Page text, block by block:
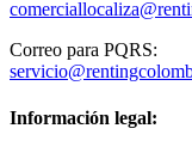
Correo para PQRS:
Información legal: